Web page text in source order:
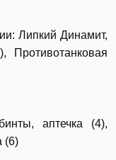
Липкий Динамит,
Противотанковая
аптечка (4),
(6)